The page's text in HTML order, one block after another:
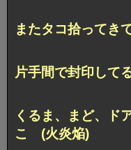
またタコ拾ってき
片手間で封印して
くるま、まど、ド
こ (火炎焔)